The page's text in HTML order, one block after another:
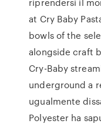
at Cry Baby
bowls of the
alongside craft
Cry-Baby
underground a
ugualmente
Polyester ha